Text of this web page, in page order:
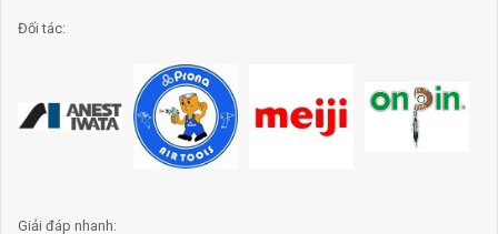
Đối tác:
Giải đáp nhanh: